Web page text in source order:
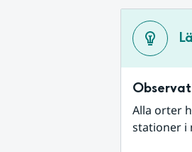
Alla orter
stationer i